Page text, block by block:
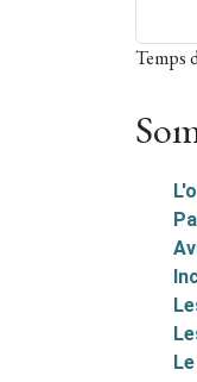
Temps